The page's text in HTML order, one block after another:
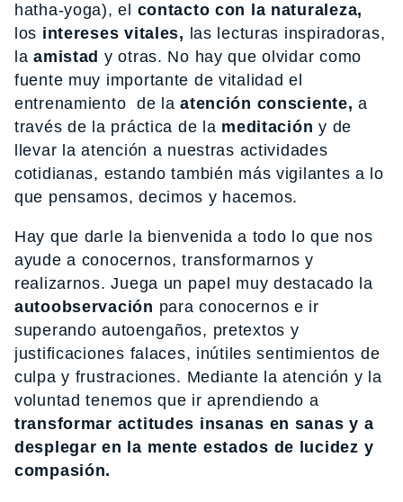
hatha-yoga), el contacto con la naturaleza,
los intereses vitales, las lecturas inspiradoras,
laamistad y otras. No hay que olvidar como
fuente muy importante de vitalidad el
entrenamiento de laatención consciente, a
través de la práctica de la meditación y de
llevar la atención a nuestras actividades
cotidianas, estando también más vigilantes a lo
que pensamos, decimos y hacemos.
Hay que darle la bienvenida a todo lo que nos
ayude a conocernos, transformarnos y
realizarnos. Juega un papel muy destacado la
autoobservación para conocernos e ir
superando autoengaños, pretextos y
justificaciones falaces, inútiles sentimientos de
culpa y frustraciones. Mediante la atención y la
voluntad tenemos que ir aprendiendo a
transformar actitudes insanas en sanas y a
desplegar en la mente estados de lucidez y
compasión.